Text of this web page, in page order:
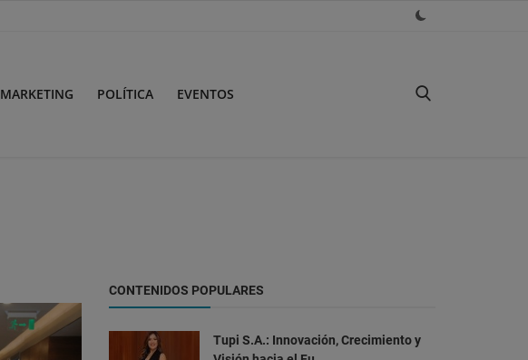
MARKETING POLÍTICA EVENTOS
CONTENIDOS POPULARES
Tupi S.A.: Innovación, Crecimiento y